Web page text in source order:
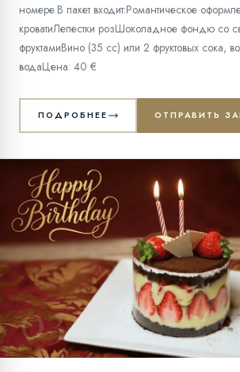
номере.В пакет входит:Романтическое
кроватиЛепестки розШоколадное фондю со
фруктамиВино (35 cc) или 2 фруктовых сока,
водаЦена: 40 €
ПОДРОБНЕЕ ОТПРАВИТЬ
03